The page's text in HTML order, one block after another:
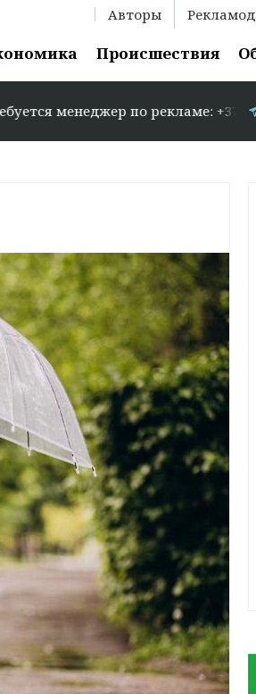
Авторы
Происшествия
менеджер по рекламе: +375 29